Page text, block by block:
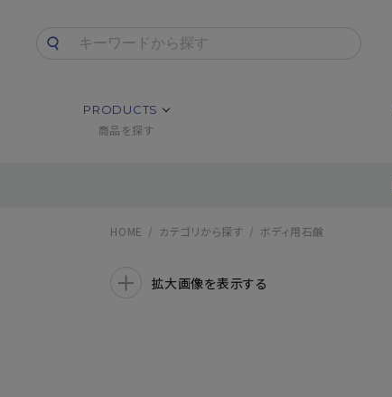
PRODUCTS
商品を探す
HOME カテゴリから探す ボディ用石鹸
拡大画像を表示する